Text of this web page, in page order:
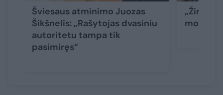
Šviesaus atminimo Juozas
Šikšnelis: „Rašytojas dvasiniu
autoritetu tampa tik
pasimiręs“
„Žinovų